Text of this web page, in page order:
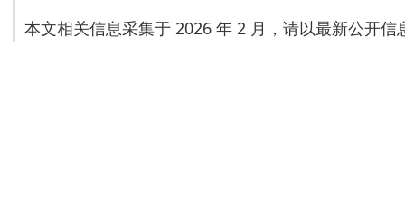
本文相关信息采集于 2026 年 2 月，请以最新公开信